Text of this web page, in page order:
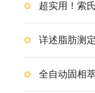
质。规范完成整
保持洁净状态，
超实用！索
详述脂肪测
全自动固相